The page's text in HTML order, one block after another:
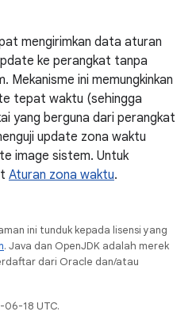
mengirimkan data aturan
ke perangkat tanpa
Mekanisme ini memungkinkan
tepat waktu (sehingga
yang berguna dari perangkat
update zona waktu
image sistem. Untuk
Aturan zona waktu.
ini tunduk kepada lisensi yang
. Java dan OpenJDK adalah merek
dari Oracle dan/atau
18 UTC.